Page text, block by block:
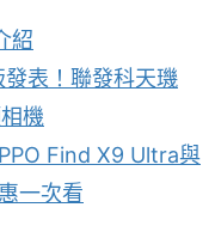
紹
表！聯發科天璣
機
Find X9 Ultra與
一次看